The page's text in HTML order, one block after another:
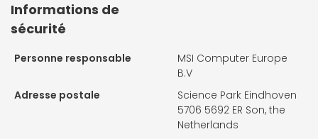
Informations de
sécurité
Personne responsable
MSI Computer Europe
B.V
Adresse postale
Science Park Eindhoven
5706 5692 ER Son, the
Netherlands